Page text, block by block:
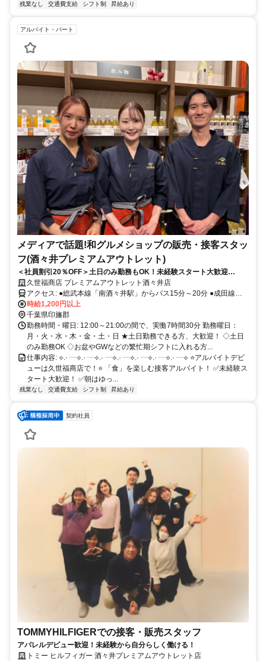
残業なし 交通費支給 シフト制 昇給あり
アルバイト・パート
メディアで話題!和グルメショップの販売・接客スタッ
フ(酒々井プレミアムアウトレット)
＜社員割引20％OFF＞土日のみ勤務もOK！未経験スタート大歓迎
◎「人と話すことが好き」「食べることが好き」そんな方にぴったりで
す♪
久世福商店 プレミアムアウトレット酒々井店
アクセス: ●総武本線「南酒々井駅」からバス15分～20分 ●成田線
「酒々井駅」バス15分 ✅交通費規定支給（月3万円まで） ◇ガソリン
代支給あり（規定有） ◇車通勤可（無料駐車場完備） ◇バイク・自
転車通勤可 酒々井町のほか、富里市・八街市・成田市など近隣エリ
アからの通勤OK！ 車・バイク通勤も可能なので、地元スタッフが多
数活躍中です♪
時給1,200円以上
千葉県印旛郡
勤務時間・曜日: 12:00～21:00の間で、実働7時間30分 勤務曜日：
月・火・水・木・金・土・日 ★土日勤務できる方、大歓迎！ ◇土日
のみ勤務OK ◇お盆やGWなどの繁忙期シフトに入れる方...
仕事内容: ⟡.· ┈⟡.· ┈⟡.· ┈⟡.· ┈⟡.· ┈⟡.· ┈⟡.· ┈⟡ ⭐アルバイトデビ
ューは久世福商店で！⭐ 「食」を楽しむ接客アルバイト！ ✅未経験ス
タート大歓迎！ ✅朝はゆっ...
残業なし 交通費支給 シフト制 昇給あり
契約社員
TOMMYHILFIGERでの接客・販売スタッフ
アパレルデビュー歓迎！未経験から自分らしく働ける！
トミー ヒルフィガー 酒々井プレミアムアウトレット店